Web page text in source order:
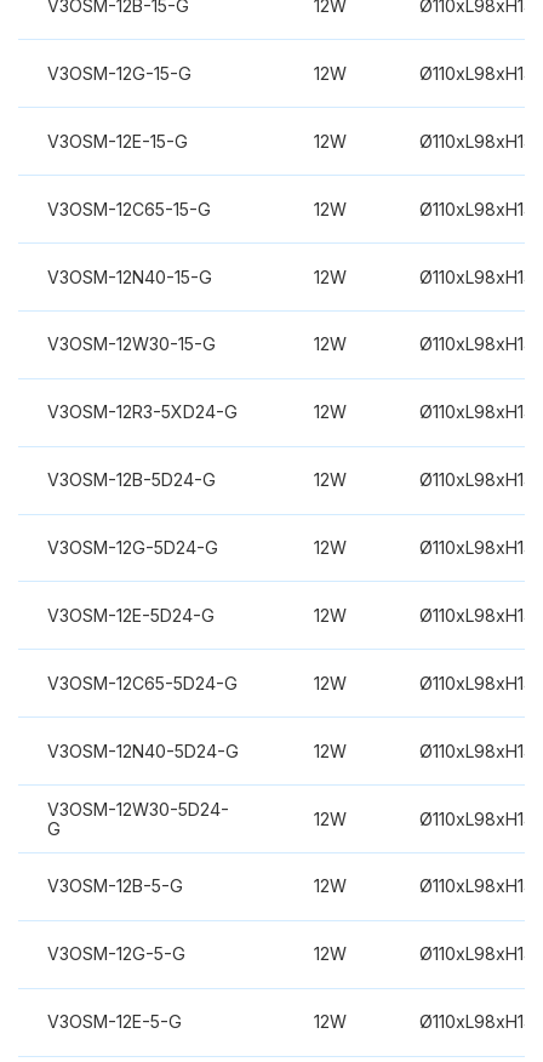
V3OSM-12B-15-G 12W
V3OSM-12G-15-G 12W
V3OSM-12E-15-G 12W
V3OSM-12C65-15-G 12W
V3OSM-12N40-15-G 12W
V3OSM-12W30-15-G 12W
V3OSM-12R3-5XD24-G 12W
V3OSM-12B-5D24-G 12W
V3OSM-12G-5D24-G 12W
V3OSM-12E-5D24-G 12W
V3OSM-12C65-5D24-G 12W
V3OSM-12N40-5D24-G 12W
V3OSM-12W30-5D24-
G
12W
V3OSM-12B-5-G 12W
V3OSM-12G-5-G 12W
V3OSM-12E-5-G 12W